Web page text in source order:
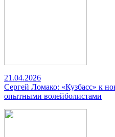
21.04.2026
Сергей Ломако: «Кузбасс» к
опытными волейболистами